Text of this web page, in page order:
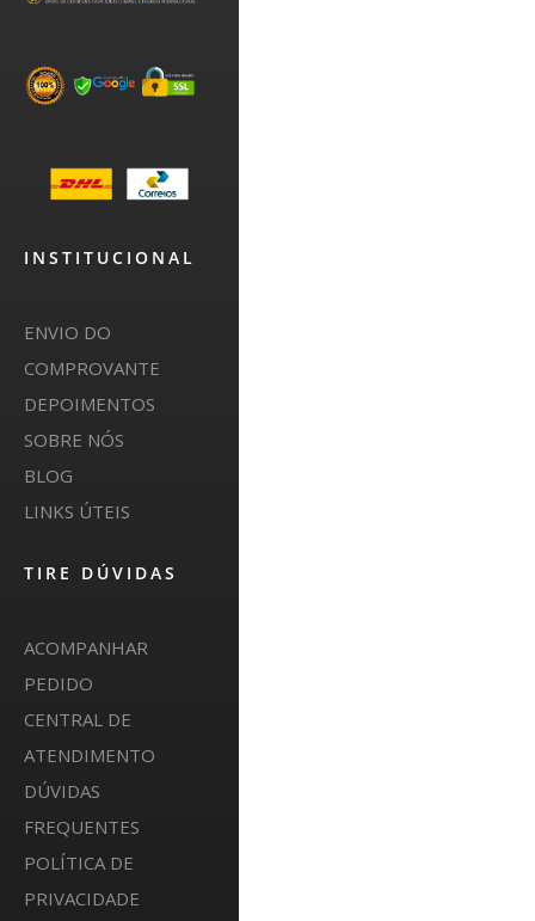
INSTITUCIONAL
ENVIO DO
COMPROVANTE
DEPOIMENTOS
SOBRE NÓS
BLOG
LINKS ÚTEIS
TIRE DÚVIDAS
ACOMPANHAR
PEDIDO
CENTRAL DE
ATENDIMENTO
DÚVIDAS
FREQUENTES
POLÍTICA DE
PRIVACIDADE